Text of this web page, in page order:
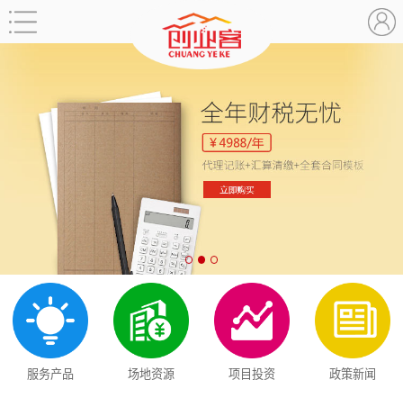
服务产品 场地资源 项目投资 政策新闻